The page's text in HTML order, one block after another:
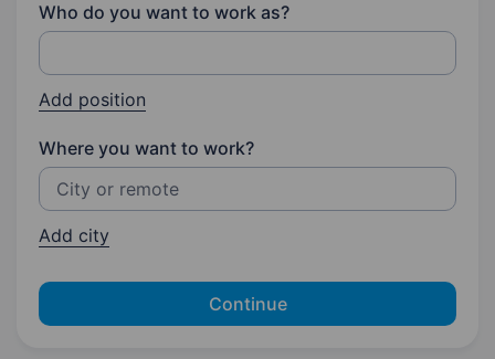
Who do you want to work as?
Add position
Where you want to work?
Add city
Continue